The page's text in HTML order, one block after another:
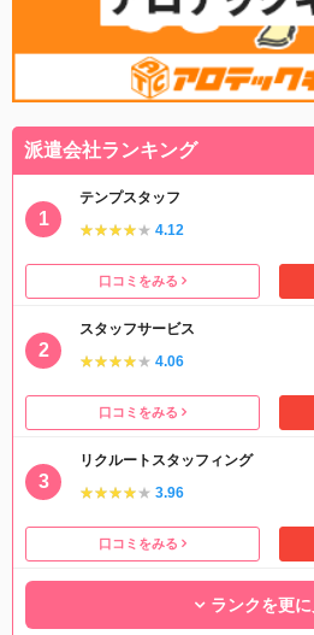
派遣会社ランキング
テンプスタッフ
★★★★★
★★★★★ 4.12
口コミをみる
スタッフサービス
★★★★★
★★★★★ 4.06
口コミをみる
リクルートスタッフィング
★★★★★
★★★★★ 3.96
口コミをみる
ランクを更